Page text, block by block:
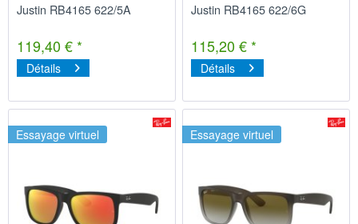
Justin RB4165 622/5A
119,40 € *
Détails
Justin RB4165 622/6G
115,20 € *
Détails
Essayage virtuel Essayage virtuel